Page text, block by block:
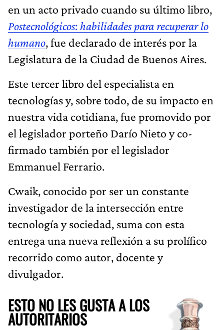
en un acto privado cuando su último libro,
Postecnológicos:habilidades para recuperar lo
humano, fue declarado de interés por la
Legislatura de la Ciudad de Buenos Aires.
Este tercer libro del especialista en
tecnologías y, sobre todo, de su impacto en
nuestra vida cotidiana, fue promovido por
el legislador porteño Darío Nieto y co-
firmado también por el legislador
Emmanuel Ferrario.
Cwaik, conocido por ser un constante
investigador de la intersección entre
tecnología y sociedad, suma con esta
entrega una nueva reflexión a su prolífico
recorrido como autor, docente y
divulgador.
ESTO NO LES GUSTA A LOS
AUTORITARIOS